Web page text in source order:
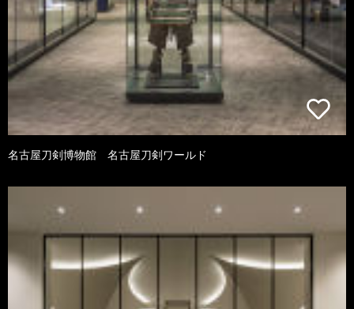
名古屋刀剣博物館 名古屋刀剣ワールド